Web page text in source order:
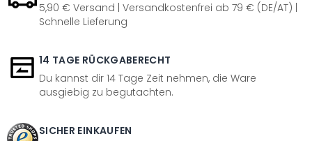
5,90 € Versand | Versandkostenfrei ab 79 € (DE/AT) |
Schnelle Lieferung
14 TAGE RÜCKGABERECHT
Du kannst dir 14 Tage Zeit nehmen, die Ware
ausgiebig zu begutachten.
SICHER EINKAUFEN